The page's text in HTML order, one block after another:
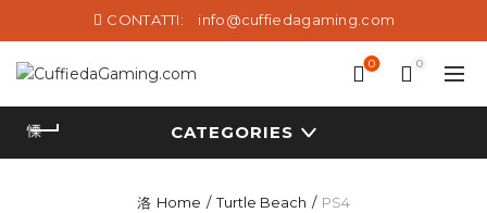
CONTATTI: info@cuffiedagaming.com
0 0
CATEGORIES
Home Turtle Beach PS4